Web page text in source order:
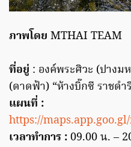
ภาพโดย MTHAI TEAM
ที่อยู่ : องค์พระศิวะ (ปางม
(ดาดฟ้า) “ห้างบิ๊กซี ราชดำ
แผนที่ :
https://
เวลาทำการ :09.00 น. –